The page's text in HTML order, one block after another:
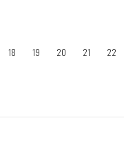
18 19 20 21 22